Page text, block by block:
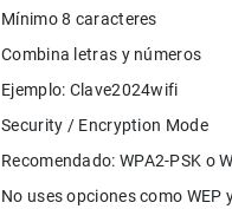
Mínimo 8 caracteres
Combina letras y números
Ejemplo: Clave2024wifi
Security / Encryption Mode
Recomendado: WPA2-PSK o